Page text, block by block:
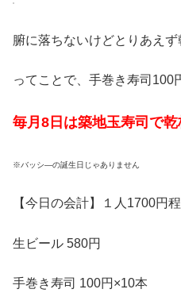
腑に落ちないけどとりあえず
ってことで、手巻き寿司100
毎月8日は築地玉寿司で乾
※バッシ―の誕生日じゃありません
【今日の会計】１人1700円
生ビール 580円
手巻き寿司 100円×10本